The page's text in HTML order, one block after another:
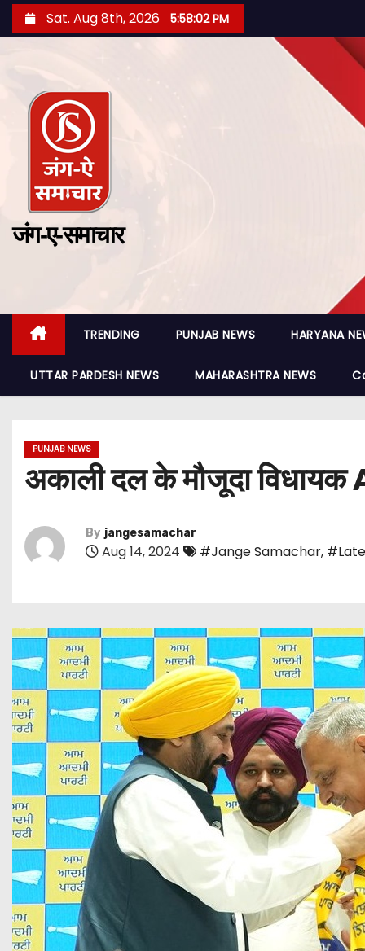
Sat. Aug 8th, 2026 5:58:03 PM
जंग-ए-समाचार
TRENDING PUNJAB NEWS HARYANA
UTTAR PARDESH NEWS MAHARASHTRA NEWS
PUNJAB NEWS
अकाली दल के मौजूदा विधायक
By jangesamachar
Aug 14, 2024 #Jange Samachar,